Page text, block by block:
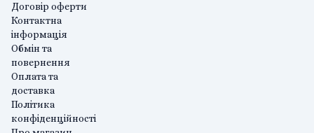
Договір оферти
Контактна
інформація
Обмін та
повернення
Оплата та
доставка
Політика
конфіденційності